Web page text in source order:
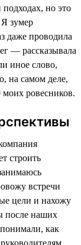
подходах, но это
Я зумер
даже проводила
— рассказывала
иное слово,
на самом деле,
ровесников.
строить
встречи
цели и нахожу
после наших
как